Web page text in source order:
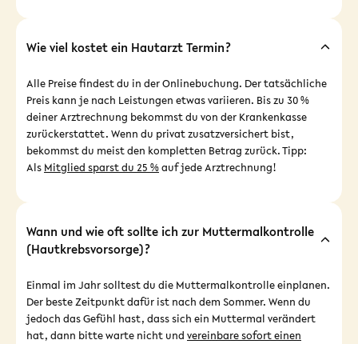
Wie viel kostet ein Hautarzt Termin?
Alle Preise findest du in der Onlinebuchung. Der tatsächliche
Preis kann je nach Leistungen etwas variieren. Bis zu 30 %
deiner Arztrechnung bekommst du von der Krankenkasse
zurückerstattet. Wenn du privat zusatzversichert bist,
bekommst du meist den kompletten Betrag zurück. Tipp:
Als Mitglied sparst du 25 %auf jede Arztrechnung!
Wann und wie oft sollte ich zur Muttermalkontrolle
(Hautkrebsvorsorge)?
Einmal im Jahr solltest du die Muttermalkontrolle einplanen.
Der beste Zeitpunkt dafür ist nach dem Sommer. Wenn du
jedoch das Gefühl hast, dass sich ein Muttermal verändert
hat, dann bitte warte nicht und vereinbare sofort einen